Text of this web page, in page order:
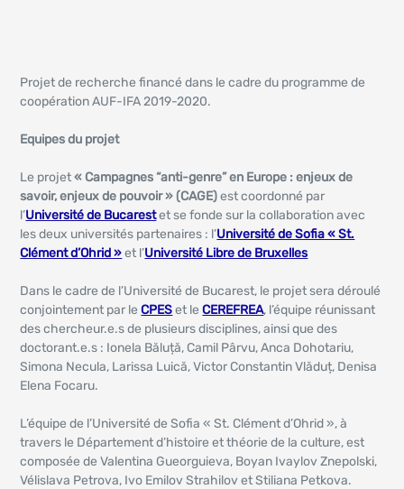
Projet de recherche financé dans le cadre du programme de
coopération AUF-IFA 2019-2020.
Equipes du projet
Le projet« Campagnes “anti-genre” en Europe : enjeux de
savoir, enjeux de pouvoir » (CAGE)est coordonné par
l’Université de Bucarestet se fonde sur la collaboration avec
les deux universités partenaires : l’Université de Sofia « St.
Clément d’Ohrid »et l’Université Libre de Bruxelles
Dans le cadre de l’Université de Bucarest, le projet sera déroulé
conjointement par leCPESet leCEREFREA, l’équipe réunissant
des chercheur.e.s de plusieurs disciplines, ainsi que des
doctorant.e.s : Ionela Băluță, Camil Pârvu, Anca Dohotariu,
Simona Necula, Larissa Luică, Victor Constantin Vlăduț, Denisa
Elena Focaru.
L’équipe de l’Université de Sofia « St. Clément d’Ohrid », à
travers le Département d’histoire et théorie de la culture, est
composée de Valentina Gueorguieva, Boyan Ivaylov Znepolski,
Vélislava Petrova, Ivo Emilov Strahilov et Stiliana Petkova.